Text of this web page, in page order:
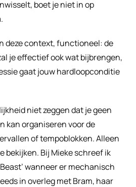
boet je niet in op
deze context, functioneel: de
je effectief ook wat bijbrengen,
gaat jouw hardloopconditie
niet zeggen dat je geen
kan organiseren voor de
of tempoblokken. Alleen
bekijken. Bij Mieke schreef ik
wanneer er mechanisch
in overleg met Bram, haar